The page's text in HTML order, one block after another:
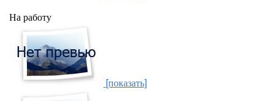
На работу
[показать]